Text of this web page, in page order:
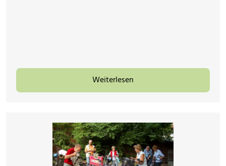
Weiterlesen